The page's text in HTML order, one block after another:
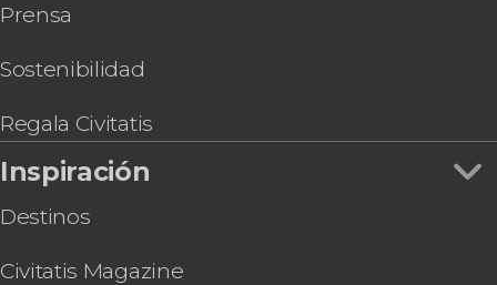
Prensa
Sostenibilidad
Regala Civitatis
Inspiración
Destinos
Civitatis Magazine